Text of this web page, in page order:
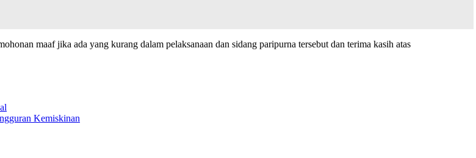
maaf jika ada yang kurang dalam pelaksanaan dan sidang paripurna tersebut dan terima kasih atas
Kemiskinan